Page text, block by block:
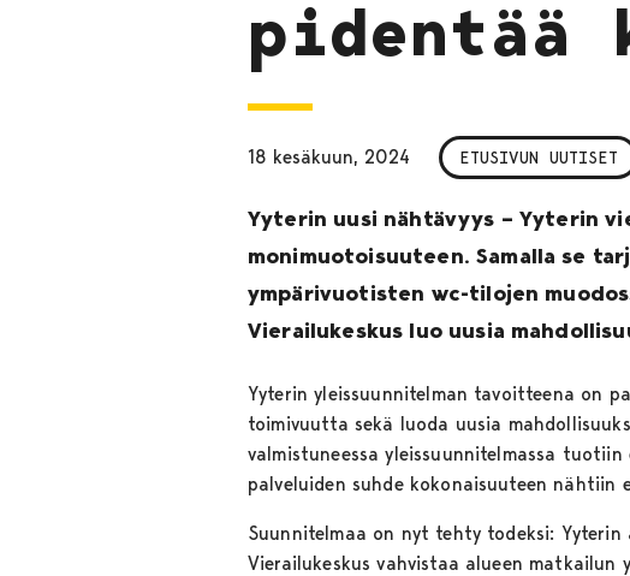
pidentää
18 kesäkuun, 2024 ETUSIVUN UUTISET
Yyterin uusi nähtävyys – Yyterin
monimuotoisuuteen. Samalla se
ympärivuotisten wc-tilojen
Vierailukeskus luo uusia
Yyterin yleissuunnitelman tavoitteena on
toimivuutta sekä luoda uusia
valmistuneessa yleissuunnitelmassa
palveluiden suhde kokonaisuuteen nähtiin
Suunnitelmaa on nyt tehty todeksi: Yyterin
Vierailukeskus vahvistaa alueen